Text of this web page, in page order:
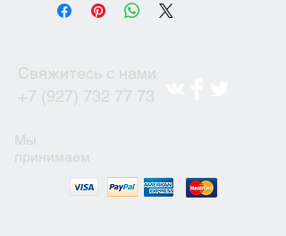
Свяжитесь с нами
+7 (927) 732 77 73
Мы
принимаем